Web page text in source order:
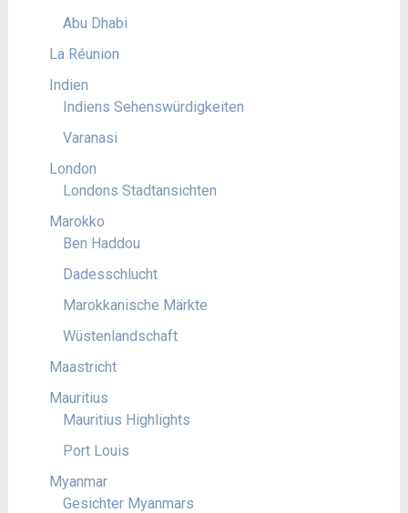
Abu Dhabi
La Réunion
Indien
Indiens Sehenswürdigkeiten
Varanasi
London
Londons Stadtansichten
Marokko
Ben Haddou
Dadesschlucht
Marokkanische Märkte
Wüstenlandschaft
Maastricht
Mauritius
Mauritius Highlights
Port Louis
Myanmar
Gesichter Myanmars